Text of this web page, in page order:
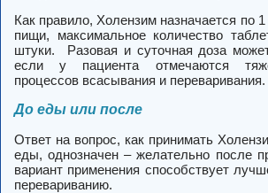
Как правило, Холензим назначается по
пищи, максимальное количество
штуки.
Разовая и суточная доза
если у пациента отмечаются
процессов всасывания и переваривания.
До еды или после
Ответ на вопрос, как принимать
еды, однозначен – желательно после
вариант применения способствует
перевариванию.